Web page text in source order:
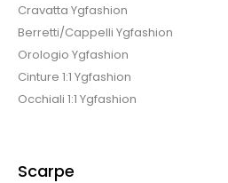
Cravatta Ygfashion
Berretti/Cappelli Ygfashion
Orologio Ygfashion
Cinture 1:1 Ygfashion
Occhiali 1:1 Ygfashion
Scarpe